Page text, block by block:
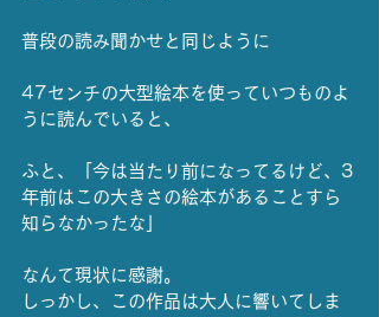
普段の読み聞かせと同じように
47センチの大型絵本を使っていつものよ
うに読んでいると、
ふと、「今は当たり前になってるけど、3
年前はこの大きさの絵本があることすら
知らなかったな」
なんて現状に感謝。
しっかし、この作品は大人に響いてしま